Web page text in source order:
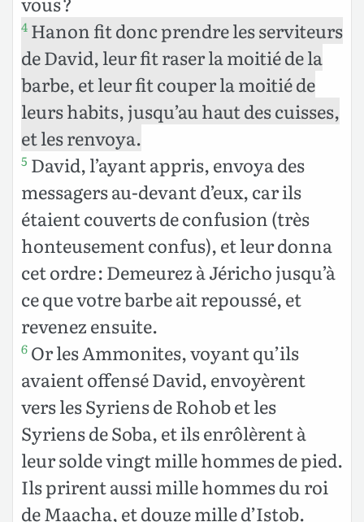
4 Hanon fit donc prendre les serviteurs
de David, leur fit raser la moitié de la
barbe, et leur fit couper la moitié de
leurs habits, jusqu’au haut des cuisses,
et les renvoya.
5 David, l’ayant appris, envoya des
messagers au-devant d’eux, car ils
étaient couverts de confusion (très
honteusement confus), et leur donna
cet ordre : Demeurez à Jéricho jusqu’à
ce que votre barbe ait repoussé, et
revenez ensuite.
6 Or les Ammonites, voyant qu’ils
avaient offensé David, envoyèrent
vers les Syriens de Rohob et les
Syriens de Soba, et ils enrôlèrent à
leur solde vingt mille hommes de pied.
Ils prirent aussi mille hommes du roi
de Maacha, et douze mille d’Istob.